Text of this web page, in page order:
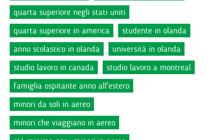
quarta superiore negli stati uniti
quarta superiore in america
studente in olanda
anno scolastico in olanda
università in olanda
studio lavoro in canada
studio lavoro a montreal
famiglia ospitante anno all'estero
minori da soli in aereo
minori che viaggiano in aereo